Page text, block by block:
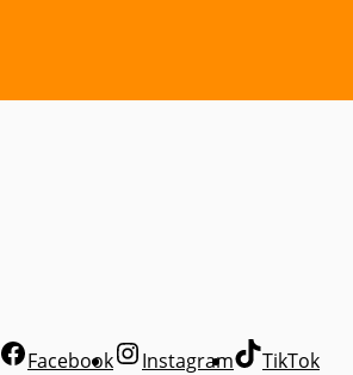
Facebook Instagram TikTok